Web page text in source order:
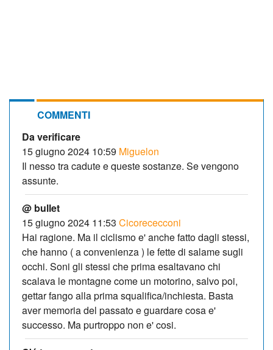
COMMENTI
Da verificare
15 giugno 2024 10:59 Miguelon
Il nesso tra cadute e queste sostanze. Se vengono
assunte.
@ bullet
15 giugno 2024 11:53 Cicorececconi
Hai ragione. Ma il ciclismo e' anche fatto dagli stessi,
che hanno ( a convenienza ) le fette di salame sugli
occhi. Soni gli stessi che prima esaltavano chi
scalava le montagne come un motorino, salvo poi,
gettar fango alla prima squalifica/inchiesta. Basta
aver memoria del passato e guardare cosa e'
successo. Ma purtroppo non e' cosi.